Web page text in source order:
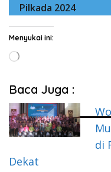
Pilkada 2024
Menyukai ini:
Memuat...
Baca Juga :
di
Dekat